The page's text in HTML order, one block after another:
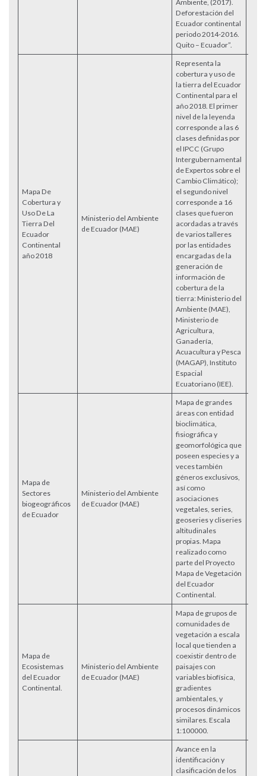
Ambiente, (2017).
Deforestación del
Ecuador continental
periodo 2014-2016.
Quito – Ecuador”.
Mapa De
Cobertura y
Uso De La
Tierra Del
Ecuador
Continental
año 2018
Ministerio del Ambiente
de Ecuador (MAE)
Representa la
cobertura y uso de
la tierra del Ecuador
Continental para el
año 2018. El primer
nivel de la leyenda
corresponde a las 6
clases definidas por
el IPCC (Grupo
Intergubernamental
de Expertos sobre el
Cambio Climático);
el segundo nivel
corresponde a 16
clases que fueron
acordadas a través
de varios talleres
por las entidades
encargadas de la
generación de
información de
cobertura de la
tierra: Ministerio del
Ambiente (MAE),
Ministerio de
Agricultura,
Ganadería,
Acuacultura y Pesca
(MAGAP), Instituto
Espacial
Ecuatoriano (IEE).
Mapa de
Sectores
biogeográficos
de Ecuador
Ministerio del Ambiente
de Ecuador (MAE)
Mapa de grandes
áreas con entidad
bioclimática,
fisiográfica y
geomorfológica que
poseen especies y a
veces también
géneros exclusivos,
así como
asociaciones
vegetales, series,
geoseries y cliseries
altitudinales
propias. Mapa
realizado como
parte del Proyecto
Mapa de Vegetación
del Ecuador
Continental.
Mapa de
Ecosistemas
del Ecuador
Continental.
Ministerio del Ambiente
de Ecuador (MAE)
Mapa de grupos de
comunidades de
vegetación a escala
local que tienden a
coexistir dentro de
paisajes con
variables biofísica,
gradientes
ambientales, y
procesos dinámicos
similares. Escala
1:100000.
Avance en la
identificación y
clasificación de los